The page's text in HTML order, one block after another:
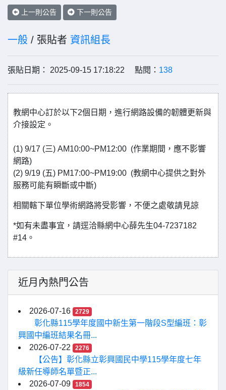
上一則公告 下一則公告
一般 / 張貼者 資訊組長
張貼日期： 2025-09-15 17:18:22 點閱： 138
教網中心訂於以下2個日期，進行網路設備的韌體更新與
介接設定。
(1) 9/17 (三) AM10:00~PM12:00 (作業期間，應不影響
網路)
(2) 9/19 (五) PM17:00~PM19:00 (教網中心提供之對外
服務可能有瞬斷或中斷)
相關轄下單位學術網路將受影響，不便之處敬請見諒
*如有未盡事宜，請逕洽縣網中心薛先生04-7237182
#14。
近月內熱門公告
2026-07-16 2729
彰化縣115學年度國中新生第一階段S型編班：彰
興國中編班結果名冊...
2026-07-22
2276
【公告】彰化縣立彰興國民中學115學年度七年
級新任導師名單暨正...
2026-07-09
1854